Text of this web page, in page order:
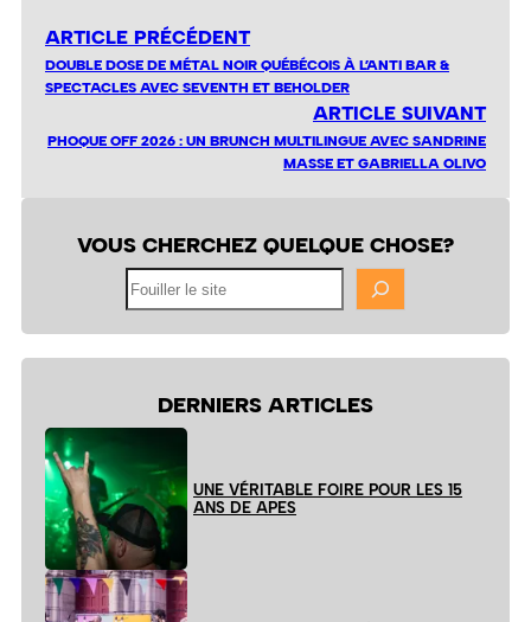
ARTICLE PRÉCÉDENT
DOUBLE DOSE DE MÉTAL NOIR QUÉBÉCOIS À L’ANTI BAR &
SPECTACLES AVEC SEVENTH ET BEHOLDER
ARTICLE SUIVANT
PHOQUE OFF 2026 : UN BRUNCH MULTILINGUE AVEC SANDRINE
MASSE ET GABRIELLA OLIVO
VOUS CHERCHEZ QUELQUE CHOSE?
DERNIERS ARTICLES
UNE VÉRITABLE FOIRE POUR LES 15
ANS DE APES